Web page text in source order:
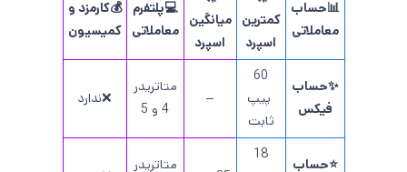
📊حساب
معاملاتی
کمترین
اسپرد
میانگین
اسپرد
💻پلتفرم
معاملاتی
💰کارمزد و
کمیسیون
✨حساب
فیکس
60
پیپ
ثابت
–
متاتریدر
4 و 5
❌ندارد
⭐حساب
18
متاتریدر